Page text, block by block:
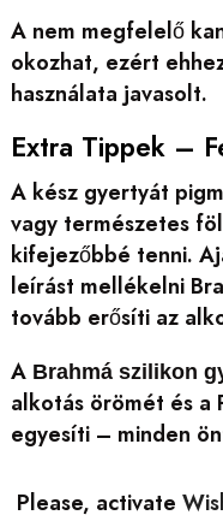
A nem megfelelő
okozhat, ezért
használata javasolt.
Extra Tippek –
A kész gyertyát
vagy természetes
kifejezőbbé tenni.
leírást mellékelni
tovább erősíti az
A Brahmá szilikon
alkotás örömét és a
egyesíti – minden
Please, activate